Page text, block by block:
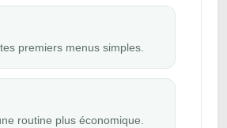
premiers menus simples.
routine plus économique.